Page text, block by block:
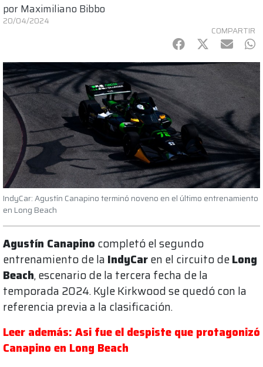
por Maximiliano Bibbo
20/04/2024
COMPARTIR
Facebook
Twitter
mail
IndyCar: Agustín Canapino terminó noveno en el último entrenamiento
en Long Beach
Agustín Canapino completó el segundo
entrenamiento de la IndyCaren el circuito deLong
Beach, escenario de la tercera fecha de la
temporada 2024. Kyle Kirkwood se quedó con la
referencia previa a la clasificación.
Leer además: Asi fue el despiste que protagonizó
Canapino en Long Beach